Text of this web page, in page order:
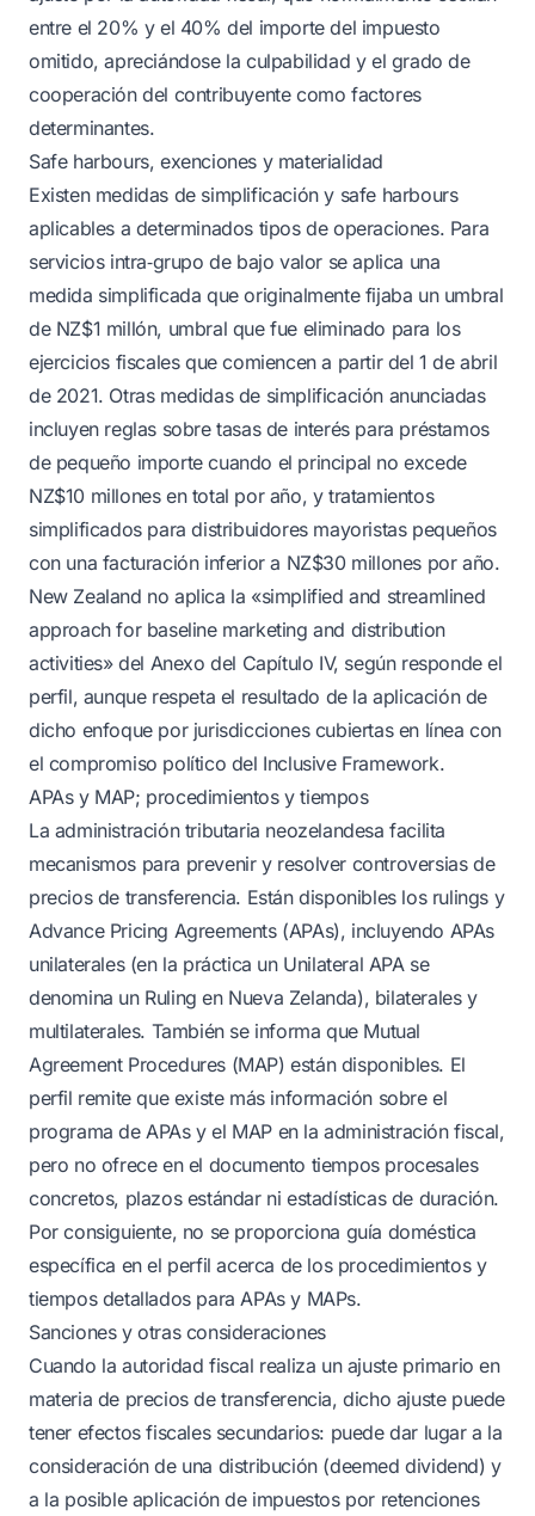
entre el 20% y el 40% del importe del impuesto
omitido, apreciándose la culpabilidad y el grado de
cooperación del contribuyente como factores
determinantes.
Safe harbours, exenciones y materialidad
Existen medidas de simplificación y safe harbours
aplicables a determinados tipos de operaciones. Para
servicios intra‑grupo de bajo valor se aplica una
medida simplificada que originalmente fijaba un umbral
de NZ$1 millón, umbral que fue eliminado para los
ejercicios fiscales que comiencen a partir del 1 de abril
de 2021. Otras medidas de simplificación anunciadas
incluyen reglas sobre tasas de interés para préstamos
de pequeño importe cuando el principal no excede
NZ$10 millones en total por año, y tratamientos
simplificados para distribuidores mayoristas pequeños
con una facturación inferior a NZ$30 millones por año.
New Zealand no aplica la «simplified and streamlined
approach for baseline marketing and distribution
activities» del Anexo del Capítulo IV, según responde el
perfil, aunque respeta el resultado de la aplicación de
dicho enfoque por jurisdicciones cubiertas en línea con
el compromiso político del Inclusive Framework.
APAs y MAP; procedimientos y tiempos
La administración tributaria neozelandesa facilita
mecanismos para prevenir y resolver controversias de
precios de transferencia. Están disponibles los rulings y
Advance Pricing Agreements (APAs), incluyendo APAs
unilaterales (en la práctica un Unilateral APA se
denomina un Ruling en Nueva Zelanda), bilaterales y
multilaterales. También se informa que Mutual
Agreement Procedures (MAP) están disponibles. El
perfil remite que existe más información sobre el
programa de APAs y el MAP en la administración fiscal,
pero no ofrece en el documento tiempos procesales
concretos, plazos estándar ni estadísticas de duración.
Por consiguiente, no se proporciona guía doméstica
específica en el perfil acerca de los procedimientos y
tiempos detallados para APAs y MAPs.
Sanciones y otras consideraciones
Cuando la autoridad fiscal realiza un ajuste primario en
materia de precios de transferencia, dicho ajuste puede
tener efectos fiscales secundarios: puede dar lugar a la
consideración de una distribución (deemed dividend) y
a la posible aplicación de impuestos por retenciones